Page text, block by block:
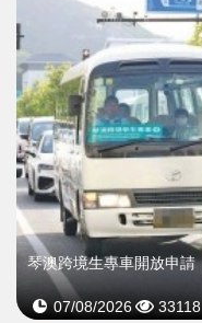
琴澳跨境生專車開放申請
07/08/2026 33118